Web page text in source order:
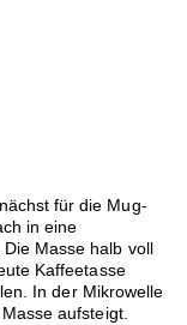
für die Mug-
in eine
Masse halb voll
Kaffeetasse
In der Mikrowelle
aufsteigt.